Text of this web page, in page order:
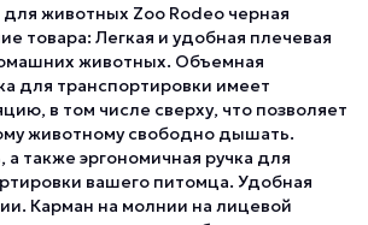
животных Zoo Rodeo черная
товара: Легкая и удобная плечевая
животных. Объемная
для транспортировки имеет
в том числе сверху, что позволяет
животному свободно дышать.
также эргономичная ручка для
вашего питомца. Удобная
Карман на молнии на лицевой